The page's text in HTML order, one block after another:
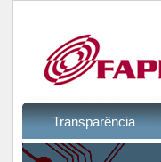
Transparência